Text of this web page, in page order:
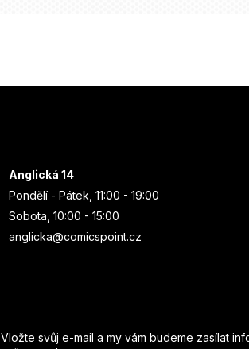
Anglická 14
Pondělí - Pátek, 11:00 - 19:00
Sobota, 10:00 - 15:00
anglicka@comicspoint.cz
Vložte svůj e-mail a my vám budeme zasílat